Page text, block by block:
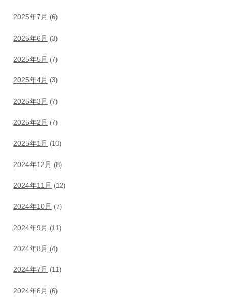
2025年7月 (6)
2025年6月 (3)
2025年5月 (7)
2025年4月 (3)
2025年3月 (7)
2025年2月 (7)
2025年1月 (10)
2024年12月 (8)
2024年11月 (12)
2024年10月 (7)
2024年9月 (11)
2024年8月 (4)
2024年7月 (11)
2024年6月 (6)